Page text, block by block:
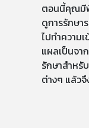
ตอนนี้คุณมีพื้
ดูการรักษา
ไปทำความ
แผลเป็นจา
รักษาสำหรั
ต่างๆ แล้วจึ